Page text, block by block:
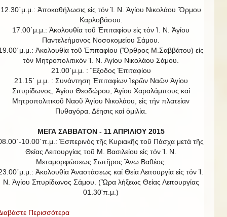
12.30΄μ.μ.: Ἀποκαθήλωσις εἰς τόν Ἱ. Ν. Ἁγίου Νικολάου Ὅρμου
Καρλοβάσου.
17.00΄μ.μ.: Ἀκολουθία τοῦ Ἐπιταφίου εἰς τόν Ἱ. Ν. Ἁγίου
Παντελεήμονος Νοσοκομείου Σάμου.
Ἀκολουθία τοῦ Ἐπιταφίου (Ὄρθρος Μ.Σαββάτου) εἰς
τόν Μητροπολιτικόν Ἱ. Ν. Ἁγίου Νικολάου Σάμου.
21.00΄μ.μ. : Ἒξοδος Ἐπιταφίου
21.15΄ μ.μ. : Συνάντηση Ἐπιταφίων Ἱερῶν Ναῶν Ἀγίου
Σπυρίδωνος, Ἁγίου Θεοδώρου, Ἁγίου Χαραλάμπους καί
Μητροπολιτικοῦ Ναοῦ Ἁγίου Νικολάου, εἰς τήν πλατείαν
Πυθαγόρα. Δέησις καί ὁμιλία.
ΜΕΓΑ ΣΑΒΒΑΤΟΝ - 11 ΑΠΡΙΛΙΟΥ 2015
10.00΄π.μ.: Ἑσπερινός τῆς Κυριακῆς τοῦ Πάσχα μετά τῆς
Θείας Λειτουργίας τοῦ Μ. Βασιλείου εἰς τόν Ἱ. Ν.
Μεταμορφώσεως Σωτῆρος Ἄνω Βαθέος.
Ἀκολουθία Ἀναστάσεως καί Θεία Λειτουργία εἰς τόν Ἱ.
Ν. Ἁγίου Σπυρίδωνος Σάμου. (Ὣρα λήξεως Θείας Λειτουργίας
01.30'π.μ.)
Περισσότερα